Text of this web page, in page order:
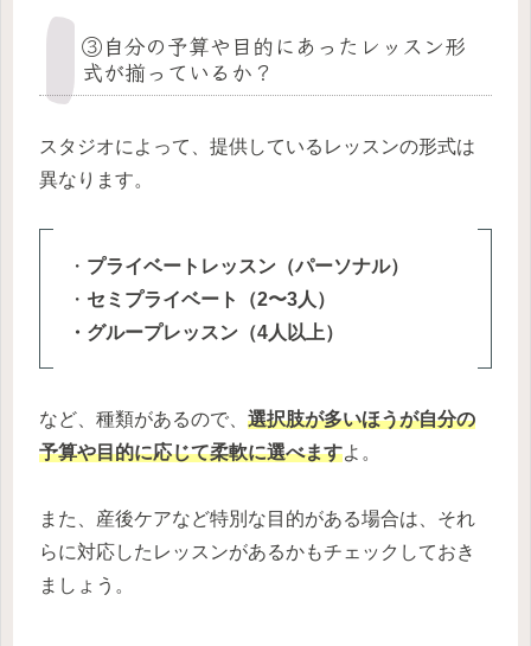
③自分の予算や目的にあったレッスン形
式が揃っているか？
スタジオによって、提供しているレッスンの形式は
異なります。
・ プライベートレッスン（パーソナル）
・ セミプライベート（2〜3人）
・グループレッスン（4人以上）
など、種類があるので、 選択肢が多いほうが自分の
予算や目的に応じて柔軟に選べますよ。
また、産後ケアなど特別な目的がある場合は、それ
らに対応したレッスンがあるかもチェックしておき
ましょう。